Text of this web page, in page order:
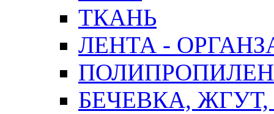
ТКАНЬ
ЛЕНТА -
БЕЧЕВКА,